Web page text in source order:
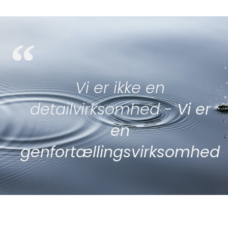
“
Vi er ikke en
detailvirksomhed -Vi er
en
genfortællingsvirksomhed